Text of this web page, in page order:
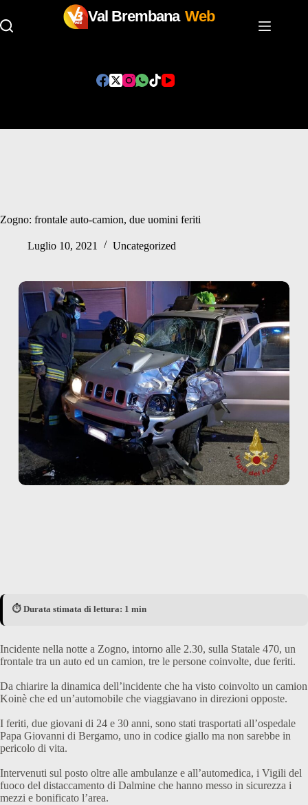
Val Brembana Web
Zogno: frontale auto-camion, due uomini feriti
Luglio 10, 2021 Uncategorized
⏱️ Durata stimata di lettura: 1 min
Incidente nella notte a Zogno, intorno alle 2.30, sulla Statale 470, un
frontale tra un auto ed un camion, tre le persone coinvolte, due feriti.
Da chiarire la dinamica dell’incidente che ha visto coinvolto un camion
Koinè che ed un’automobile che viaggiavano in direzioni opposte.
I feriti, due giovani di 24 e 30 anni, sono stati trasportati all’ospedale
Papa Giovanni di Bergamo, uno in codice giallo ma non sarebbe in
pericolo di vita.
Intervenuti sul posto oltre alle ambulanze e all’automedica, i Vigili del
fuoco del distaccamento di Dalmine che hanno messo in sicurezza i
mezzi e bonificato l’area.